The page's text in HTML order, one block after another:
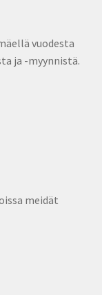
vuodesta
ja -myynnistä.
meidät